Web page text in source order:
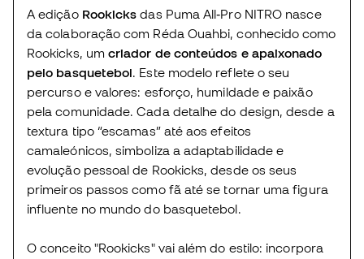
A edição Rookicks das Puma All‑Pro NITRO nasce
da colaboração com Réda Ouahbi, conhecido como
Rookicks, umcriador de conteúdos e apaixonado
pelo basquetebol. Este modelo reflete o seu
percurso e valores: esforço, humildade e paixão
pela comunidade. Cada detalhe do design, desde a
textura tipo “escamas” até aos efeitos
camaleónicos, simboliza a adaptabilidade e
evolução pessoal de Rookicks, desde os seus
primeiros passos como fã até se tornar uma figura
influente no mundo do basquetebol.
O conceito "Rookicks" vai além do estilo: incorpora